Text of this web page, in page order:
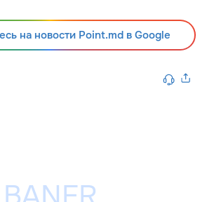
на новости Point.md в Google